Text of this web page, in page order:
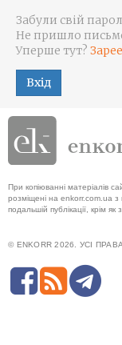
Забули свій
Не пришло
Уперше тут?
Вхід
При копіюванні матеріалів
розміщені на enkorr.com.ua
подальшій публікації, крім
© ENKORR 2026. УСІ